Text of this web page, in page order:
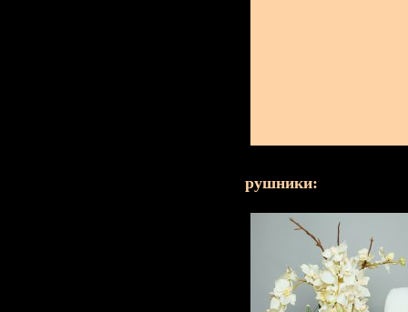
рушники: